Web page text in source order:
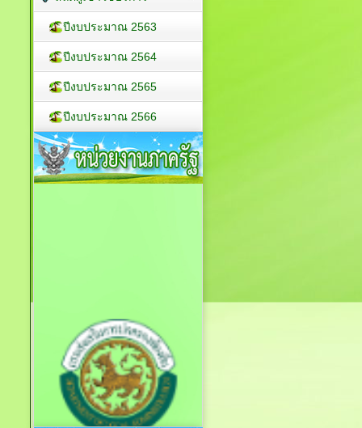
ปีงบประมาณ 2563
ปีงบประมาณ 2564
ปีงบประมาณ 2565
ปีงบประมาณ 2566